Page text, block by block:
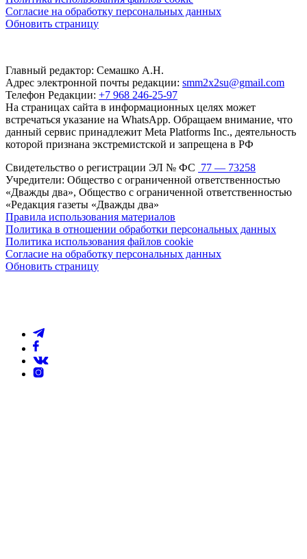
Согласие на обработку персональных данных
Обновить страницу
Главный редактор: Семашко А.Н.
Адрес электронной почты редакции: smm2x2su@gmail.com
Телефон Редакции: +7 968 246-25-97
На страницах сайта в информационных целях может
встречаться указание на WhatsApp. Обращаем внимание, что
данный сервис принадлежит Meta Platforms Inc., деятельность
которой признана экстремистской и запрещена в РФ
Свидетельство о регистрации ЭЛ № ФС 77 — 73258
Учредители: Общество с ограниченной ответственностью
«Дважды два», Общество с ограниченной ответственностью
«Редакция газеты «Дважды два»
Правила использования материалов
Политика в отношении обработки персональных данных
Политика использования файлов cookie
Согласие на обработку персональных данных
Обновить страницу